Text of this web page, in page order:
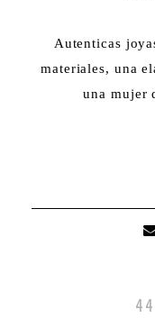
Autenticas
materiales, una
una mujer